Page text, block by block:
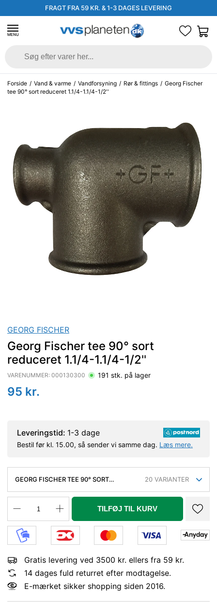
FRAGT FRA 59 KR. & 1-3 DAGES LEVERING
MENU
Forside / Vand & varme / Vandforsyning / Rør & fittings / Georg Fischer
tee 90° sort reduceret 1.1/4-1.1/4-1/2''
GEORG FISCHER
Georg Fischer tee 90° sort
reduceret 1.1/4-1.1/4-1/2''
VARENUMMER: 000130300 191 stk. på lager
95 kr.
Leveringstid: 1-3 dage
Bestil før kl. 15.00, så sender vi samme dag. Læs mere.
GEORG FISCHER TEE 90° SORT
20 VARIANTER
TILFØJ TIL KURV
Gratis levering ved 3500 kr. ellers fra 59 kr.
14 dages fuld returret efter modtagelse.
E-mærket sikker shopping siden 2016.